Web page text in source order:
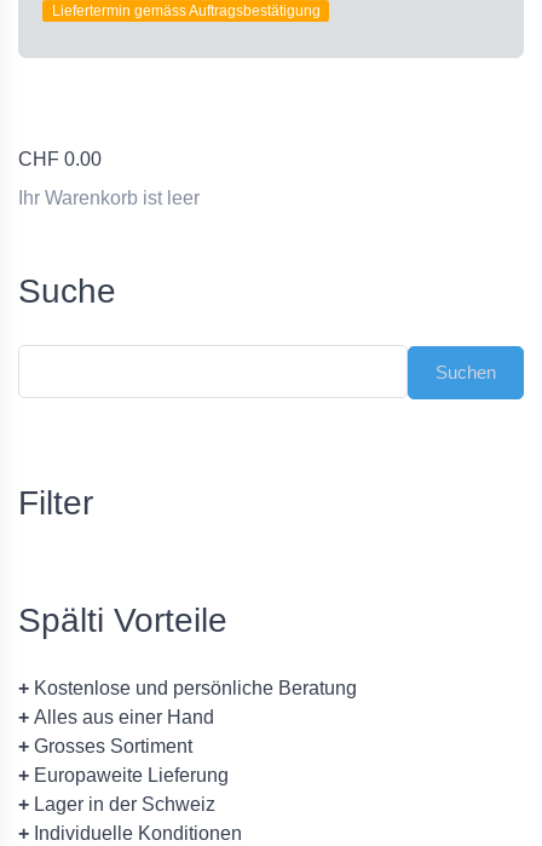
Liefertermin gemäss Auftragsbestätigung
CHF 0.00
Ihr Warenkorb ist leer
Suche
Filter
Spälti Vorteile
+ Kostenlose und persönliche Beratung
+ Alles aus einer Hand
+ Grosses Sortiment
+ Europaweite Lieferung
+ Lager in der Schweiz
+ Individuelle Konditionen